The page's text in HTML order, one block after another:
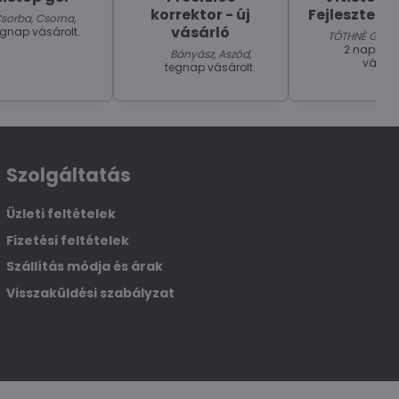
Csorna,
vásárolt.
korrektor - új
vásárló
Bányász, Aszód,
tegnap vásárolt.
Fejlesztett
TÓTHNÉ
2 nappal
Szolgáltatás
Üzleti feltételek
Fizetési feltételek
Szállítás módja és árak
Visszaküldési szabályzat